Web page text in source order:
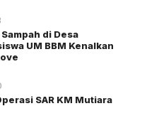
di Desa
UM BBM Kenalkan
SAR KM Mutiara